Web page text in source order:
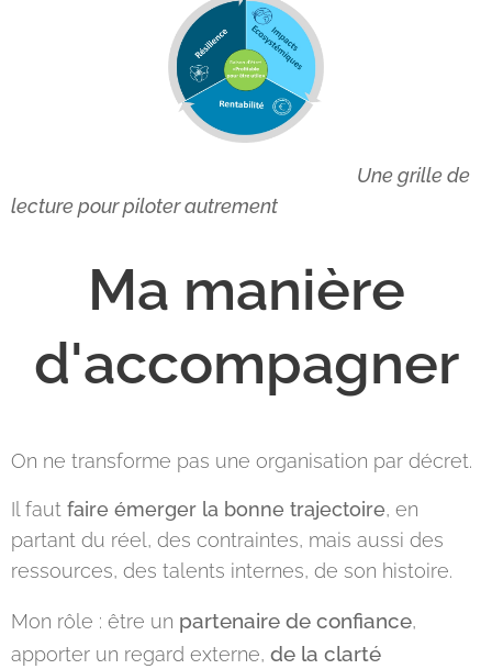
Une grille de
lecture pour piloter autrement
Ma manière
d'accompagner
On ne transforme pas une organisation par décret.
Il faut faire émerger la bonne trajectoire, en
partant du réel, des contraintes, mais aussi des
ressources, des talents internes, de son histoire.
Mon rôle : être un partenaire de confiance,
apporter un regard externe, de la clarté